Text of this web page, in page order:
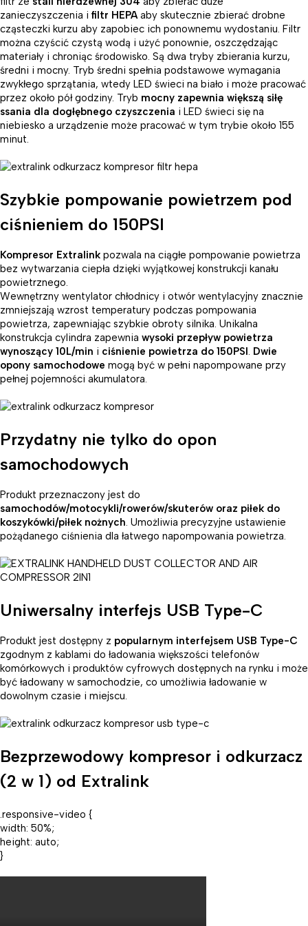
zanieczyszczenia i filtr HEPAaby skutecznie zbierać drobne
cząsteczki kurzu aby zapobiec ich ponownemu wydostaniu. Filtr
można czyścić czystą wodą i użyć ponownie, oszczędzając
materiały i chroniąc środowisko. Są dwa tryby zbierania kurzu,
średni i mocny. Tryb średni spełnia podstawowe wymagania
zwykłego sprzątania, wtedy LED świeci na biało i może pracować
przez około pół godziny. Tryb mocny zapewnia większą siłę
ssania dla dogłębnego czyszczenia i LED świeci się na
niebiesko a urządzenie może pracować w tym trybie około 155
minut.
Szybkie pompowanie powietrzem pod
ciśnieniem do 150PSl
Kompresor Extralink pozwala na ciągłe pompowanie powietrza
bez wytwarzania ciepła dzięki wyjątkowej konstrukcji kanału
powietrznego.
Wewnętrzny wentylator chłodnicy i otwór wentylacyjny znacznie
zmniejszają wzrost temperatury podczas pompowania
powietrza, zapewniając szybkie obroty silnika. Unikalna
konstrukcja cylindra zapewnia wysoki przepływ powietrza
wynoszący 10L/min i ciśnienie powietrza do 150PSI. Dwie
opony samochodowe mogą być w pełni napompowane przy
pełnej pojemności akumulatora.
Przydatny nie tylko do opon
samochodowych
Produkt przeznaczony jest do
samochodów/motocykli/rowerów/skuterów oraz piłek do
koszykówki/piłek nożnych. Umożliwia precyzyjne ustawienie
pożądanego ciśnienia dla łatwego napompowania powietrza.
Uniwersalny interfejs USB Type-C
Produkt jest dostępny z popularnym interfejsem USB Type-C
zgodnym z kablami do ładowania większości telefonów
komórkowych i produktów cyfrowych dostępnych na rynku i może
być ładowany w samochodzie, co umożliwia ładowanie w
dowolnym czasie i miejscu.
Bezprzewodowy kompresor i odkurzacz
(2 w 1) od Extralink
.responsive-video {
width: 50%;
height: auto;
}